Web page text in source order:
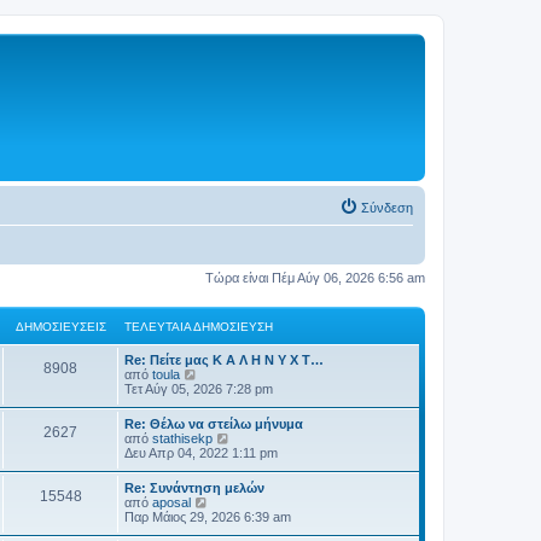
Σύνδεση
Τώρα είναι Πέμ Αύγ 06, 2026 6:56 am
ΔΗΜΟΣΙΕΎΣΕΙΣ ΤΕΛΕΥΤΑΊΑ ΔΗΜΟΣΊΕΥΣΗ
8908
Re: Πείτε μας Κ Α Λ Η Ν Υ Χ Τ…
από toula
ρ
ο
λ
ή
τ
η
ς
τ
ε
Τετ Αύγ 05, 2026 7:28 pm
2627
Re: Θέλω να στείλω μήνυμα
από stathisekp
ρ
ο
λ
ή
τ
Δευ Απρ 04, 2022 1:11 pm
15548
Re: Συνάντηση μελών
από aposal
ρ
Παρ Μάιος 29, 2026 6:39 am